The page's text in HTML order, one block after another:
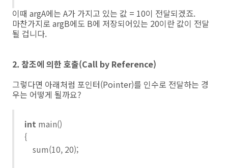
이때 argA에는 A가 가지고 있는 값 = 10이 전달되겠죠.
마찬가지로 argB에도 B에 저장되어있는 20이란 값이 전달
될 겁니다.
2. 참조에 의한 호출(Call by Reference)
그렇다면 아래처럼 포인터(Pointer)를 인수로 전달하는 경
우는 어떻게 될까요?
int main()
{
sum(10, 20);